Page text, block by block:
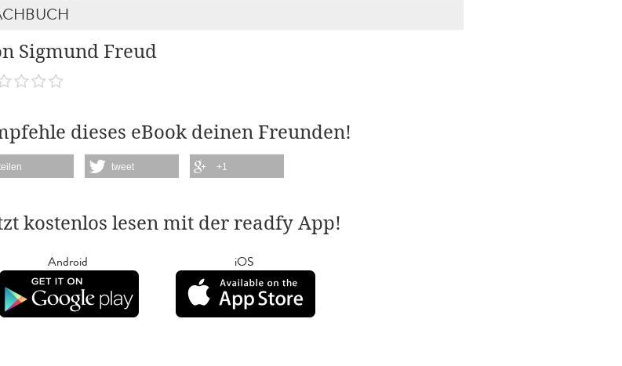
Sigmund Freud
dieses eBook deinen Freunden!
tweet +1
kostenlos lesen mit der readfy App!
Android iOS